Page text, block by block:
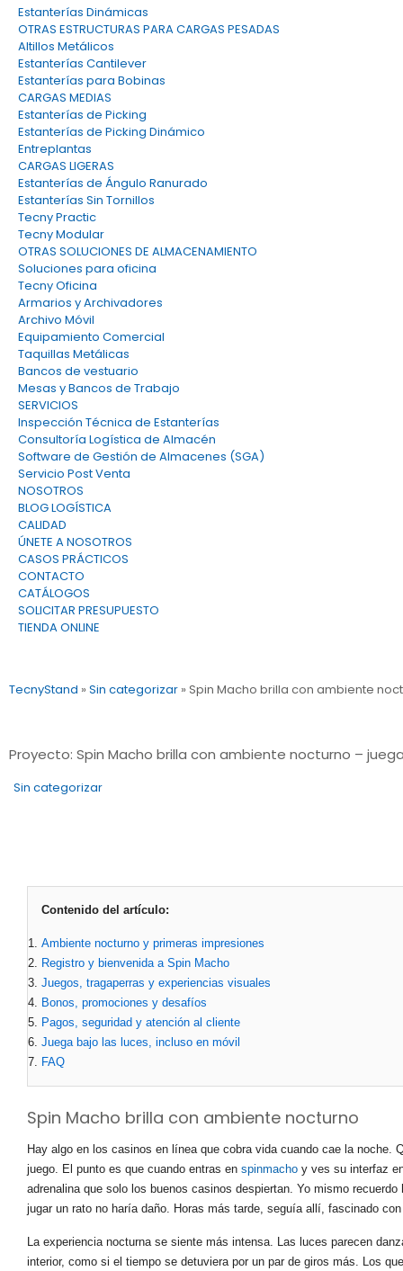
Estanterías Dinámicas
OTRAS ESTRUCTURAS PARA CARGAS PESADAS
Altillos Metálicos
Estanterías Cantilever
Estanterías para Bobinas
CARGAS MEDIAS
Estanterías de Picking
Estanterías de Picking Dinámico
Entreplantas
CARGAS LIGERAS
Estanterías de Ángulo Ranurado
Estanterías Sin Tornillos
Tecny Practic
Tecny Modular
OTRAS SOLUCIONES DE ALMACENAMIENTO
Soluciones para oficina
Tecny Oficina
Armarios y Archivadores
Archivo Móvil
Equipamiento Comercial
Taquillas Metálicas
Bancos de vestuario
Mesas y Bancos de Trabajo
SERVICIOS
Inspección Técnica de Estanterías
Consultoría Logística de Almacén
Software de Gestión de Almacenes (SGA)
Servicio Post Venta
NOSOTROS
BLOG LOGÍSTICA
CALIDAD
ÚNETE A NOSOTROS
CASOS PRÁCTICOS
CONTACTO
CATÁLOGOS
SOLICITAR PRESUPUESTO
TIENDA ONLINE
TecnyStand » Sin categorizar » Spin Macho brilla con ambiente
Proyecto: Spin Macho brilla con ambiente nocturno –
Sin categorizar
Contenido del artículo:
Ambiente nocturno y primeras impresiones
Registro y bienvenida a Spin Macho
Juegos, tragaperras y experiencias visuales
Bonos, promociones y desafíos
Pagos, seguridad y atención al cliente
Juega bajo las luces, incluso en móvil
FAQ
Spin Macho brilla con ambiente nocturno
Hay algo en los casinos en línea que cobra vida cuando cae la
juego. El punto es que cuando entras en spinmacho y ves su interfaz
adrenalina que solo los buenos casinos despiertan. Yo mismo
jugar un rato no haría daño. Horas más tarde, seguía allí, fascinado
La experiencia nocturna se siente más intensa. Las luces parecen
interior, como si el tiempo se detuviera por un par de giros más. Los